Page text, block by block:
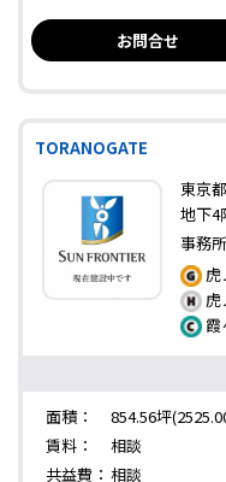
お問合せ
TORANOGATE
東京
地下4
事務所
虎
虎
霞
面積：
854.56坪
賃料：
相談
共益費： 相談